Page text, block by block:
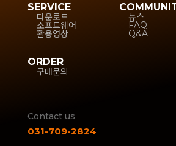
SERVICE
다운로드
소프트웨어
활용영상
뉴스
FAQ
Q&A
ORDER
구매문의
Contact us
031-709-2824